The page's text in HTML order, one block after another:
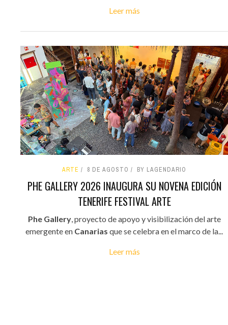
Leer más
ARTE 8 DE AGOSTO BY LAGENDARIO
PHE GALLERY 2026 INAUGURA SU NOVENA EDICIÓN
TENERIFE FESTIVAL ARTE
Phe Gallery, proyecto de apoyo y visibilización del arte
emergente en Canarias que se celebra en el marco de la...
Leer más